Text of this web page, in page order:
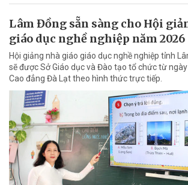
Lâm Đồng sẵn sàng cho Hội
giáo dục nghề nghiệp năm 2026
Hội giảng nhà giáo giáo dục nghề nghiệp tỉnh
sẽ được Sở Giáo dục và Đào tạo tổ chức từ
Cao đẳng Đà Lạt theo hình thức trực tiếp.